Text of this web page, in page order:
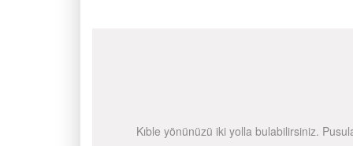
Kıble yönünüzü iki yolla bulabilirsiniz.